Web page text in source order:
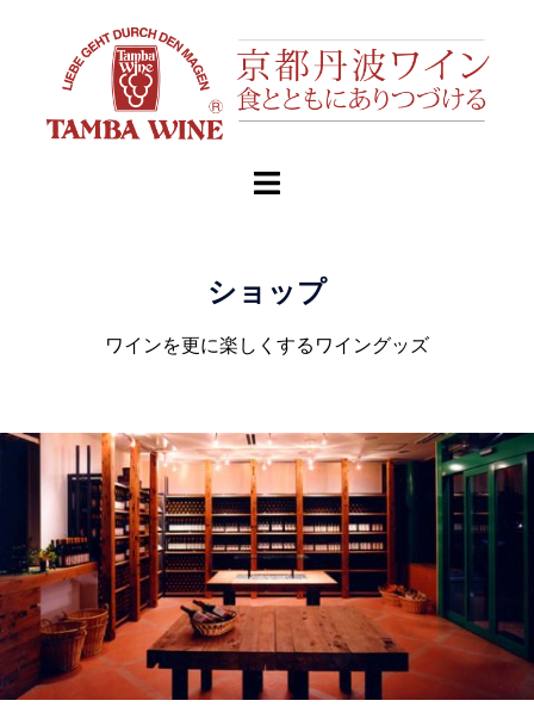
ショップ
ワインを更に楽しくするワイングッズ